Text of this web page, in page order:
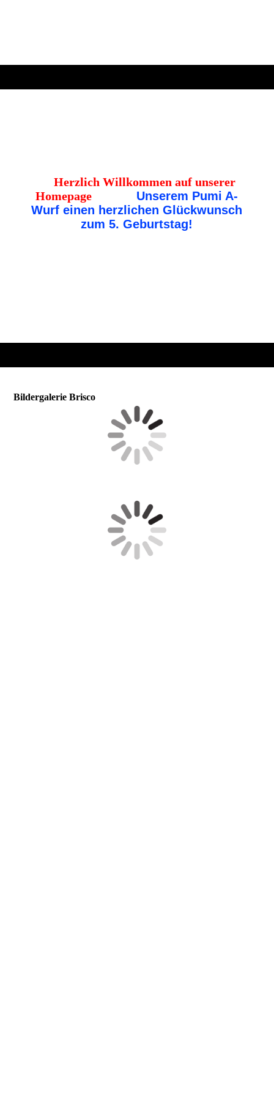
Herzlich Willkommen auf unserer
Homepage
Unserem Pumi A-
Wurf einen herzlichen Glückwunsch
zum 5. Geburtstag!
Bildergalerie Brisco